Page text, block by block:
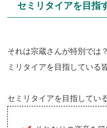
セミリタイアを目指
それは宗蔵さんが特別では
ミリタイアを目指している
セミリタイアを目指してい